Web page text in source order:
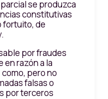
se produzca
constitutivas
fortuito, de
por fraudes
razón a la
pero no
falsas o
por terceros